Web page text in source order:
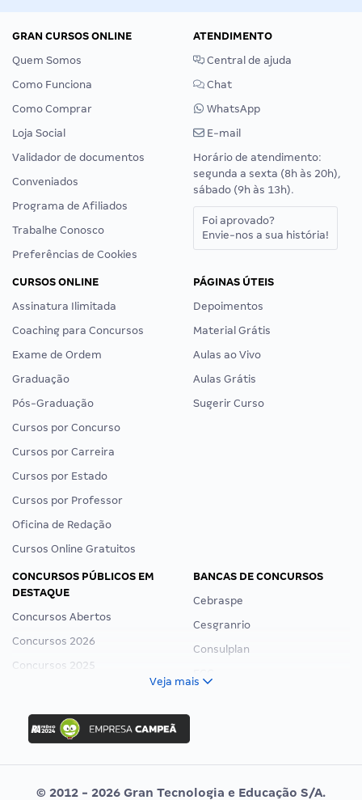
GRAN CURSOS ONLINE
Quem Somos
Como Funciona
Como Comprar
Loja Social
Validador de documentos
Conveniados
Programa de Afiliados
Trabalhe Conosco
Preferências de Cookies
ATENDIMENTO
Central de ajuda
Chat
WhatsApp
E-mail
Horário de atendimento:
segunda a sexta (8h às 20h),
sábado (9h às 13h).
Foi aprovado?
Envie-nos a sua história!
CURSOS ONLINE
Assinatura Ilimitada
Coaching para Concursos
Exame de Ordem
Graduação
Pós-Graduação
Cursos por Concurso
Cursos por Carreira
Cursos por Estado
Cursos por Professor
Oficina de Redação
Cursos Online Gratuitos
PÁGINAS ÚTEIS
Depoimentos
Material Grátis
Aulas ao Vivo
Aulas Grátis
Sugerir Curso
CONCURSOS PÚBLICOS EM
DESTAQUE
Concursos Abertos
Concursos 2026
Concursos 2025
Concurso Ibama
Concurso MPU
Editais publicados
BANCAS DE CONCURSOS
Cebraspe
Cesgranrio
Consulplan
Vunesp
Veja mais
© 2012 - 2026 Gran Tecnologia e Educação S/A.